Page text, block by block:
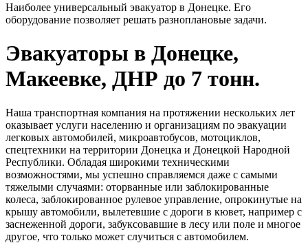
Наиболее универсальный эвакуатор в Донецке. Его
оборудование позволяет решать разноплановые задачи.
Эвакуаторы в Донецке,
Макеевке, ДНР до 7 тонн.
Наша транспортная компания на протяжении нескольких лет
оказывает услуги населению и организациям по эвакуации
легковых автомобилей, микроавтобусов, мотоциклов,
спецтехники на территории Донецка и Донецкой Народной
Республики. Обладая широкими техническими
возможностями, мы успешно справляемся даже с самыми
тяжелыми случаями: оторванные или заблокированные
колеса, заблокированное рулевое управление, опрокинутые на
крышу автомобили, вылетевшие с дороги в кювет, например с
заснеженной дороги, забуксовавшие в лесу или поле и многое
другое, что только может случиться с автомобилем.